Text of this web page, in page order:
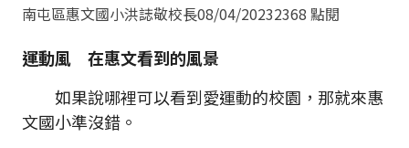
南屯區惠文國小洪誌敬校長08/04/20232368 點閱
運動風 在惠文看到的風景
如果說哪裡可以看到愛運動的校園，那就來惠
文國小準沒錯。